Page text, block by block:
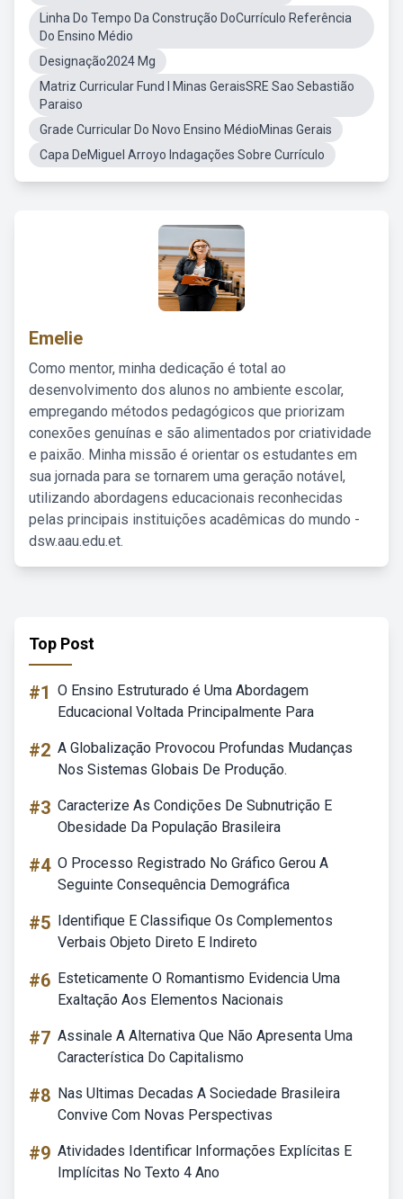
Linha Do Tempo Da Construção DoCurrículo Referência
Do Ensino Médio
Designação2024 Mg
Matriz Curricular Fund I Minas GeraisSRE Sao Sebastião
Paraiso
Grade Curricular Do Novo Ensino MédioMinas Gerais
Capa DeMiguel Arroyo Indagações Sobre Currículo
Emelie
Como mentor, minha dedicação é total ao
desenvolvimento dos alunos no ambiente escolar,
empregando métodos pedagógicos que priorizam
conexões genuínas e são alimentados por criatividade
e paixão. Minha missão é orientar os estudantes em
sua jornada para se tornarem uma geração notável,
utilizando abordagens educacionais reconhecidas
pelas principais instituições acadêmicas do mundo -
dsw.aau.edu.et.
Top Post
#1 O Ensino Estruturado é Uma Abordagem
Educacional Voltada Principalmente Para
#2 A Globalização Provocou Profundas Mudanças
Nos Sistemas Globais De Produção.
#3 Caracterize As Condições De Subnutrição E
Obesidade Da População Brasileira
#4 O Processo Registrado No Gráfico Gerou A
Seguinte Consequência Demográfica
#5 Identifique E Classifique Os Complementos
Verbais Objeto Direto E Indireto
#6 Esteticamente O Romantismo Evidencia Uma
Exaltação Aos Elementos Nacionais
#7 Assinale A Alternativa Que Não Apresenta Uma
Característica Do Capitalismo
#8 Nas Ultimas Decadas A Sociedade Brasileira
Convive Com Novas Perspectivas
#9 Atividades Identificar Informações Explícitas E
Implícitas No Texto 4 Ano